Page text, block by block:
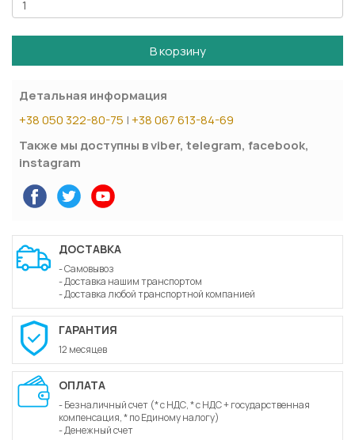
В корзину
Детальная информация
+38 050 322-80-75 |+38 067 613-84-69
Также мы доступны в viber, telegram, facebook,
instagram
ДОСТАВКА
- Самовывоз
- Доставка нашим транспортом
- Доставка любой транспортной компанией
ГАРАНТИЯ
12 месяцев
ОПЛАТА
- Безналичный счет (* с НДС, * с НДС + государственная
компенсация, * по Единому налогу)
- Денежный счет